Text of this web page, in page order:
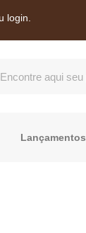
login.
Lançamentos